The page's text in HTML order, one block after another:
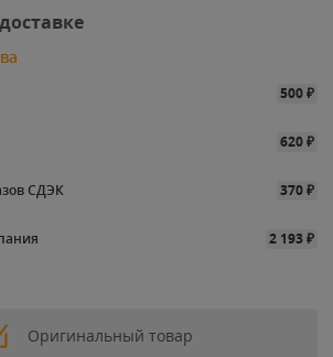
500₽
620₽
СДЭК
370₽
2 193₽
Оригинальный товар